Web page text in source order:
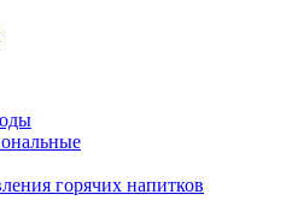
горячих напитков